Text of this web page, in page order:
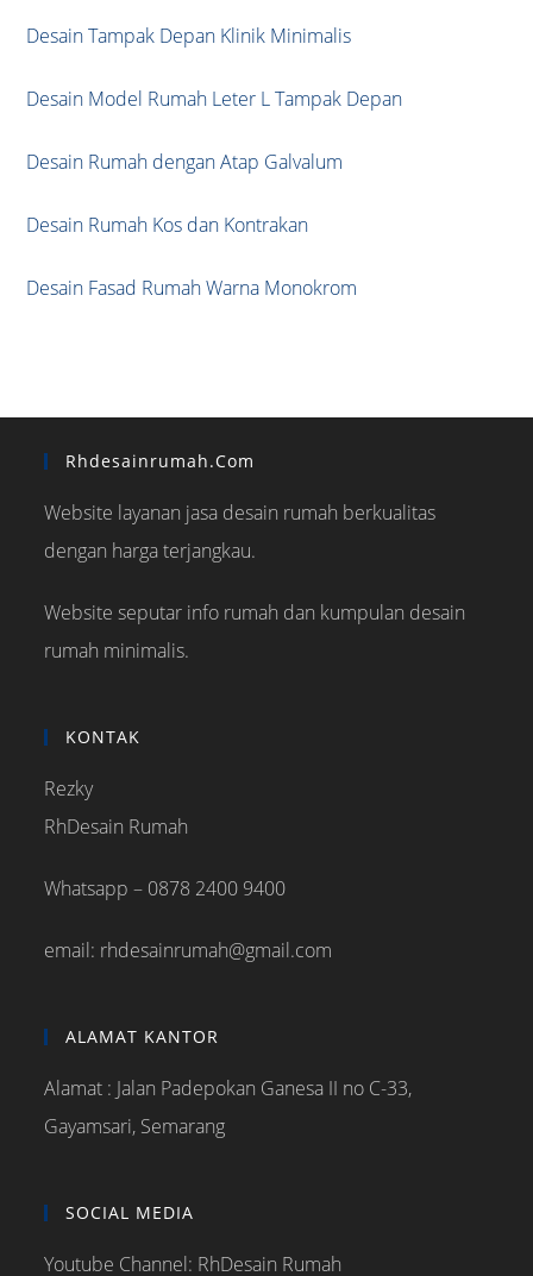
Desain Tampak Depan Klinik Minimalis
Desain Model Rumah Leter L Tampak Depan
Desain Rumah dengan Atap Galvalum
Desain Rumah Kos dan Kontrakan
Desain Fasad Rumah Warna Monokrom
Rhdesainrumah.com
Website layanan jasa desain rumah berkualitas
dengan harga terjangkau.
Website seputar info rumah dan kumpulan desain
rumah minimalis.
KONTAK
Rezky
RhDesain Rumah
Whatsapp – 0878 2400 9400
email: rhdesainrumah@gmail.com
ALAMAT KANTOR
Alamat : Jalan Padepokan Ganesa II no C-33,
Gayamsari, Semarang
SOCIAL MEDIA
Youtube Channel: RhDesain Rumah